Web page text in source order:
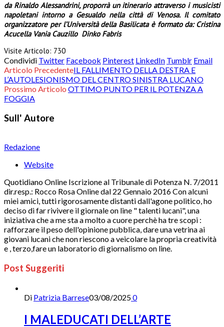
da Rinaldo Alessandrini, proporrà un itinerario attraverso i musicisti
napoletani intorno a Gesualdo nella città di Venosa. Il comitato
organizzatore per l’Università della Basilicata è formato da: Cristina
Acucella Vania Cauzillo Dinko Fabris
Visite Articolo: 730
Condividi Twitter Facebook Pinterest LinkedIn Tumblr Email
Articolo PrecedenteIL FALLIMENTO DELLA DESTRA E
L’AUTOLESIONISMO DEL CENTRO SINISTRA LUCANO
Prossimo Articolo OTTIMO PUNTO PER IL POTENZA A
FOGGIA
Sull' Autore
Redazione
Website
Quotidiano Online Iscrizione al Tribunale di Potenza N. 7/2011
dir.resp.: Rocco Rosa Online dal 22 Gennaio 2016 Con alcuni
miei amici, tutti rigorosamente distanti dall'agone politico, ho
deciso di far rivivere il giornale on line " talenti lucani", una
iniziativa che a me sta a molto a cuore perchè ha tre scopi :
rafforzare il peso dell'opinione pubblica, dare una vetrina ai
giovani lucani che non riescono a veicolare la propria creatività
e , terzo,fare un laboratorio di giornalismo on line.
Post Suggeriti
Di Patrizia Barrese03/08/20250
I MALEDUCATI DELL’ARTE